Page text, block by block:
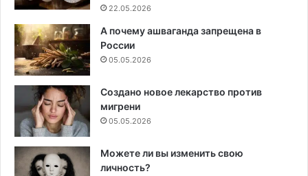
22.05.2026
А почему ашваганда запрещена в
России
05.05.2026
Создано новое лекарство против
мигрени
05.05.2026
Можете ли вы изменить свою
личность?